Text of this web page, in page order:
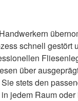
schnell gestört
über
stets den
jedem Raum oder